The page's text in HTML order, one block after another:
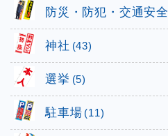
防災・防犯・交通安全
神社 (43)
選挙 (5)
駐車場 (11)